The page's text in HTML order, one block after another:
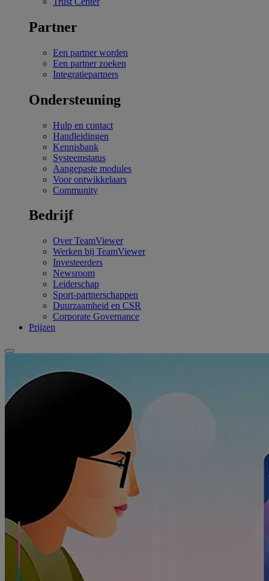
Partner
Een partner worden
Een partner zoeken
Integratiepartners
Ondersteuning
Hulp en contact
Handleidingen
Kennisbank
Systeemstatus
Aangepaste modules
Voor ontwikkelaars
Community
Bedrijf
Over TeamViewer
Werken bij TeamViewer
Investeerders
Newsroom
Leiderschap
Sport-partnerschappen
Duurzaamheid en CSR
Corporate Governance
Prijzen